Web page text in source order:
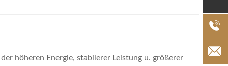
höheren Energie, stabilerer Leistung u. größerer